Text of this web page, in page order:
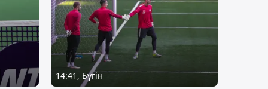
14:41, Бүгін